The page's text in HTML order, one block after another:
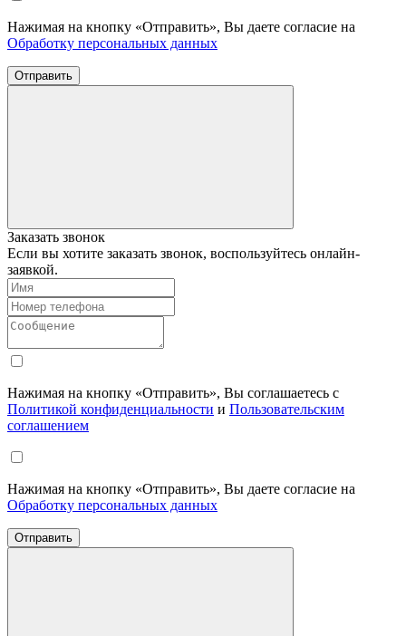
Нажимая на кнопку «Отправить», Вы даете согласие на
Обработку персональных данных
Отправить
Заказать звонок
Если вы хотите заказать звонок, воспользуйтесь онлайн-
заявкой.
Нажимая на кнопку «Отправить», Вы соглашаетесь с
Политикой конфиденциальности и Пользовательским
соглашением
Нажимая на кнопку «Отправить», Вы даете согласие на
Обработку персональных данных
Отправить